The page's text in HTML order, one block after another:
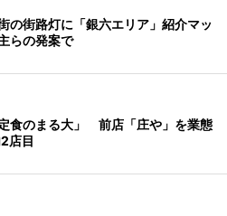
の街路灯に「銀六エリア」紹介マッ
らの発案で
食のまる大」 前店「庄や」を業態
店目